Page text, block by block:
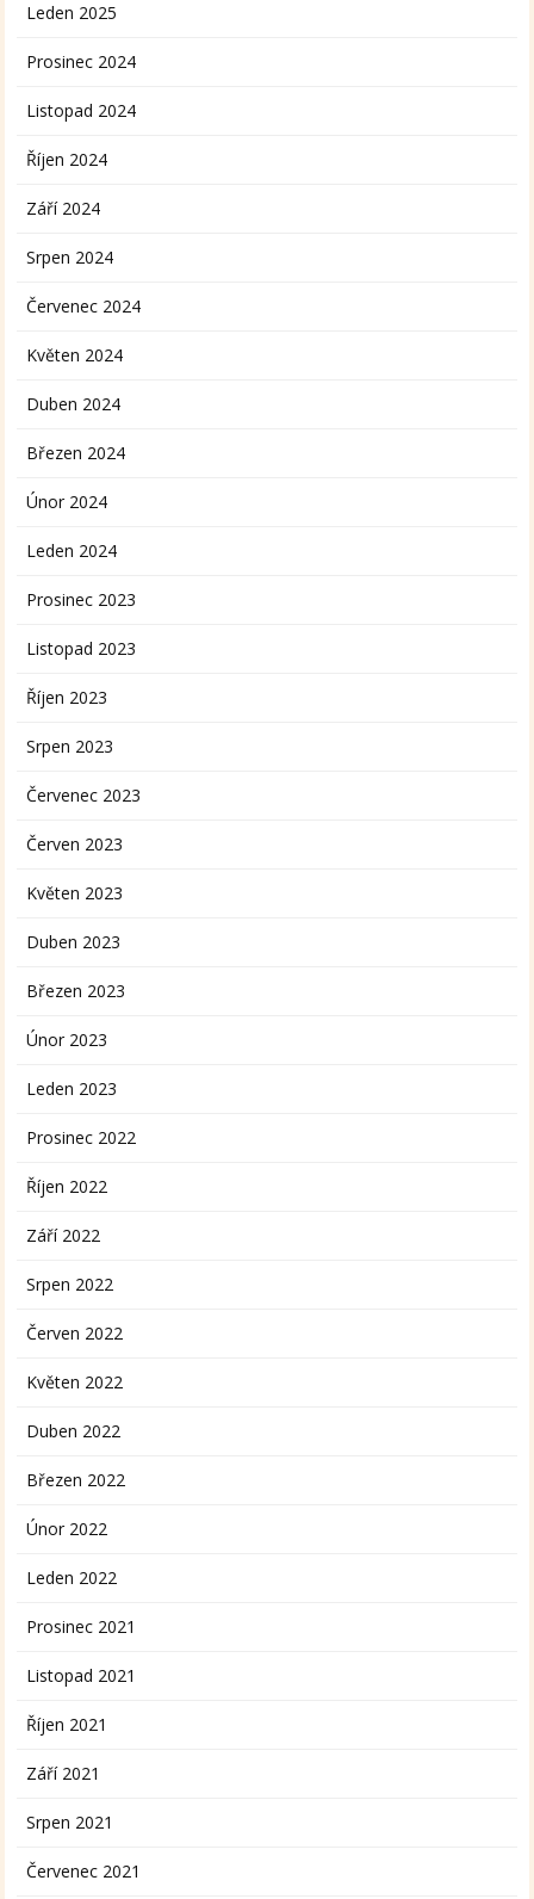
Leden 2025
Prosinec 2024
Listopad 2024
Říjen 2024
Září 2024
Srpen 2024
Červenec 2024
Květen 2024
Duben 2024
Březen 2024
Únor 2024
Leden 2024
Prosinec 2023
Listopad 2023
Říjen 2023
Srpen 2023
Červenec 2023
Červen 2023
Květen 2023
Duben 2023
Březen 2023
Únor 2023
Leden 2023
Prosinec 2022
Říjen 2022
Září 2022
Srpen 2022
Červen 2022
Květen 2022
Duben 2022
Březen 2022
Únor 2022
Leden 2022
Prosinec 2021
Listopad 2021
Říjen 2021
Září 2021
Srpen 2021
Červenec 2021